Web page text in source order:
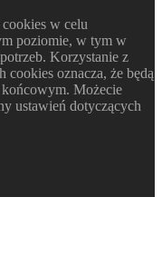
w celu
poziomie, w tym w
Korzystanie z
oznacza, że będą
końcowym. Możecie
ustawień dotyczących